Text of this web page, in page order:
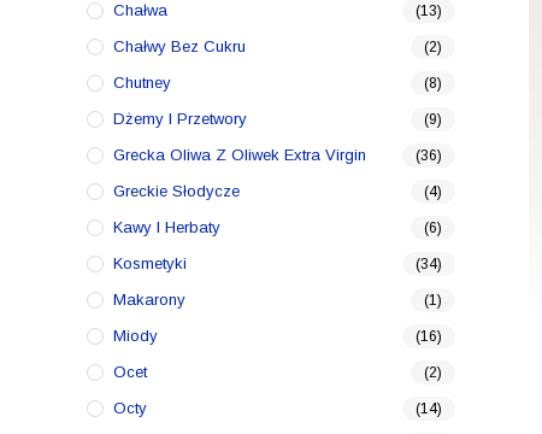
Chałwa (13)
Chałwy Bez Cukru (2)
Chutney (8)
Dżemy I Przetwory (9)
Grecka Oliwa Z Oliwek Extra Virgin (36)
Greckie Słodycze (4)
Kawy I Herbaty (6)
Kosmetyki (34)
Makarony (1)
Miody (16)
Ocet (2)
Octy (14)